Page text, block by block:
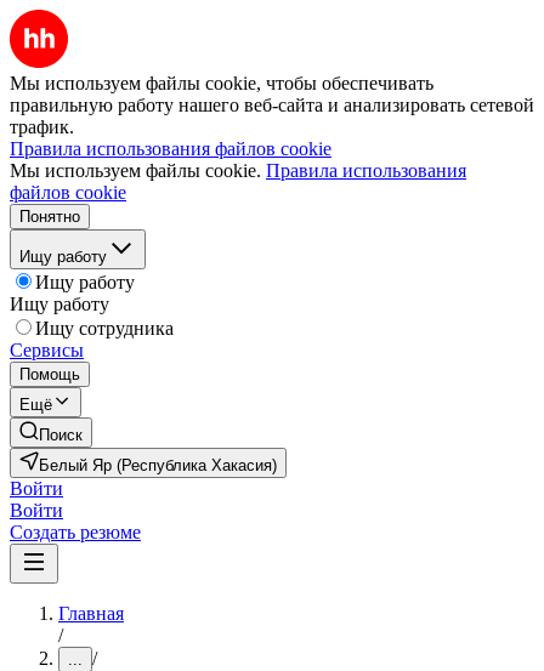
Мы используем файлы cookie, чтобы обеспечивать
правильную работу нашего веб-сайта и анализировать сетевой
трафик.
Правила использования файлов cookie
Мы используем файлы cookie. Правила использования
файлов cookie
Понятно
Ищу работу
Ищу работу
Ищу работу
Ищу сотрудника
Сервисы
Помощь
Ещё
Поиск
Белый Яр (Республика Хакасия)
Войти
Войти
Создать резюме
Главная
/
... /